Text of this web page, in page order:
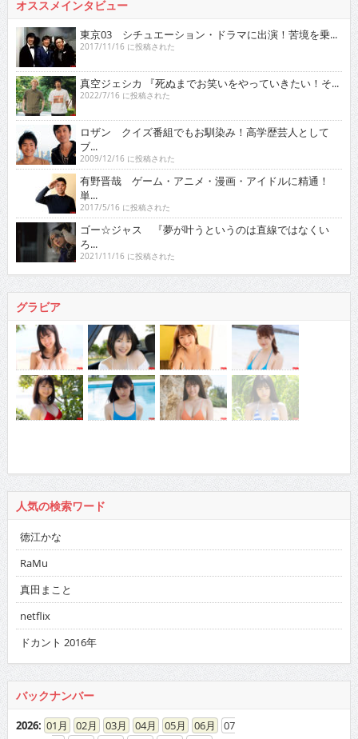
オススメインタビュー
東京03 シチュエーション・ドラマに出演！苦境を乗...
2017/11/16 に投稿された
真空ジェシカ 『死ぬまでお笑いをやっていきたい！そ...
2022/7/16 に投稿された
ロザン クイズ番組でもお馴染み！高学歴芸人として
ブ...
2009/12/16 に投稿された
有野晋哉 ゲーム・アニメ・漫画・アイドルに精通！
単...
2017/5/16 に投稿された
ゴー☆ジャス 『夢が叶うというのは直線ではなくい
ろ...
2021/11/16 に投稿された
グラビア
人気の検索ワード
徳江かな
RaMu
真田まこと
netflix
ドカント 2016年
バックナンバー
2026: 01 02 03 04 05 06
07